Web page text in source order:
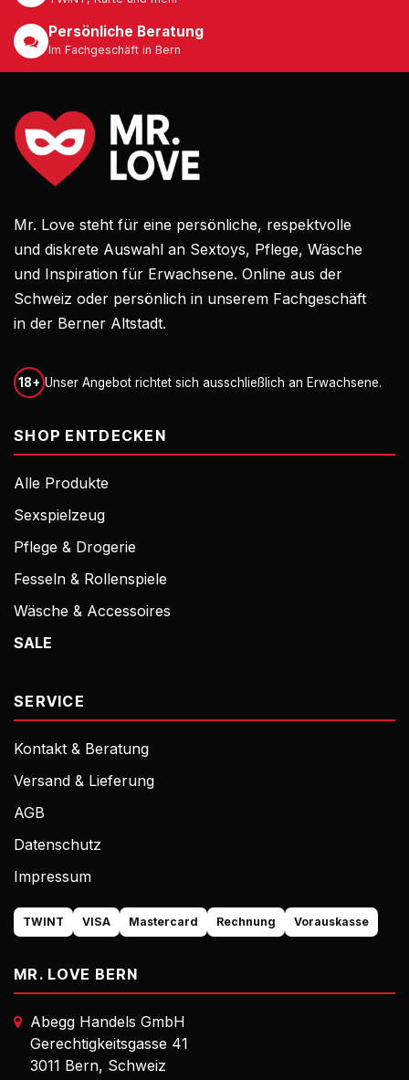
Persönliche Beratung
Im Fachgeschäft in Bern
Mr. Love steht für eine persönliche, respektvolle
und diskrete Auswahl an Sextoys, Pflege, Wäsche
und Inspiration für Erwachsene. Online aus der
Schweiz oder persönlich in unserem Fachgeschäft
in der Berner Altstadt.
18+ Unser Angebot richtet sich ausschließlich an Erwachsene.
SHOP ENTDECKEN
Alle Produkte
Sexspielzeug
Pflege & Drogerie
Fesseln & Rollenspiele
Wäsche & Accessoires
SALE
SERVICE
Kontakt & Beratung
Versand & Lieferung
AGB
Datenschutz
Impressum
TWINT VISA Mastercard Rechnung Vorauskasse
MR. LOVE BERN
Abegg Handels GmbH
Gerechtigkeitsgasse 41
3011 Bern, Schweiz